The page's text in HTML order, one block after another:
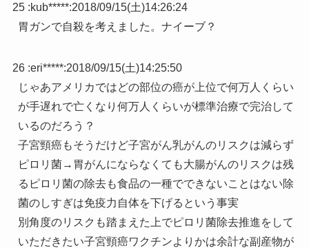
25 :kub*****:2018/09/15(土)14:26:24
胃ガンで自殺を考えました。ナイーブ？
26 :eri*****:2018/09/15(土)14:25:50
じゃあアメリカではどの部位の癌が上位で何万人くらい
が手遅れで亡くなり何万人くらいが標準治療で完治して
いるのだろう？
子宮頸癌もそうだけど子宮がん乳がんのリスクは減らず
ピロリ菌→胃がんにならなくても大腸がんのリスクは残
るピロリ菌の除去も食品の一種でできないことはない除
菌のしすぎは免疫力自体を下げるという事実
別角度のリスクも踏まえた上でピロリ菌除去推進をして
いただきたい子宮頸癌ワクチンよりかは余計な副産物が